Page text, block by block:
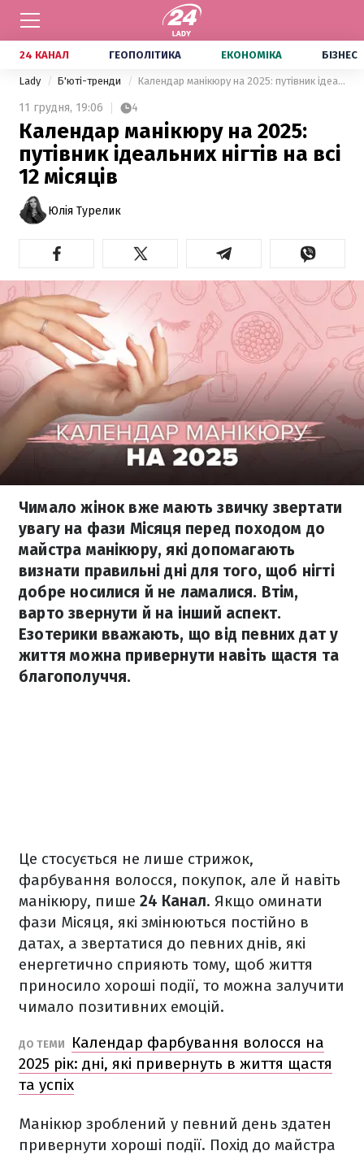
24 КАНАЛ ГЕОПОЛІТИКА ЕКОНОМІКА БІЗНЕС
Lady Б'юті-тренди Календар манікюру на 2025: путівник ідеальних нігтів на всі 12 місяців
11 грудня, 19:06 4
Календар манікюру на 2025:
путівник ідеальних нігтів на всі
12 місяців
Юлія Турелик
Чимало жінок вже мають звичку звертати
увагу на фази Місяця перед походом до
майстра манікюру, які допомагають
визнати правильні дні для того, щоб нігті
добре носилися й не ламалися. Втім,
варто звернути й на інший аспект.
Езотерики вважають, що від певних дат у
життя можна привернути навіть щастя та
благополуччя.
Це стосується не лише стрижок,
фарбування волосся, покупок, але й навіть
манікюру, пише 24 Канал. Якщо оминати
фази Місяця, які змінюються постійно в
датах, а звертатися до певних днів, які
енергетично сприяють тому, щоб життя
приносило хороші події, то можна залучити
чимало позитивних емоцій.
ДО ТЕМИ
Календар фарбування волосся на
2025 рік: дні, які привернуть в життя щастя
та успіх
Манікюр зроблений у певний день здатен
привернути хороші події. Похід до майстра